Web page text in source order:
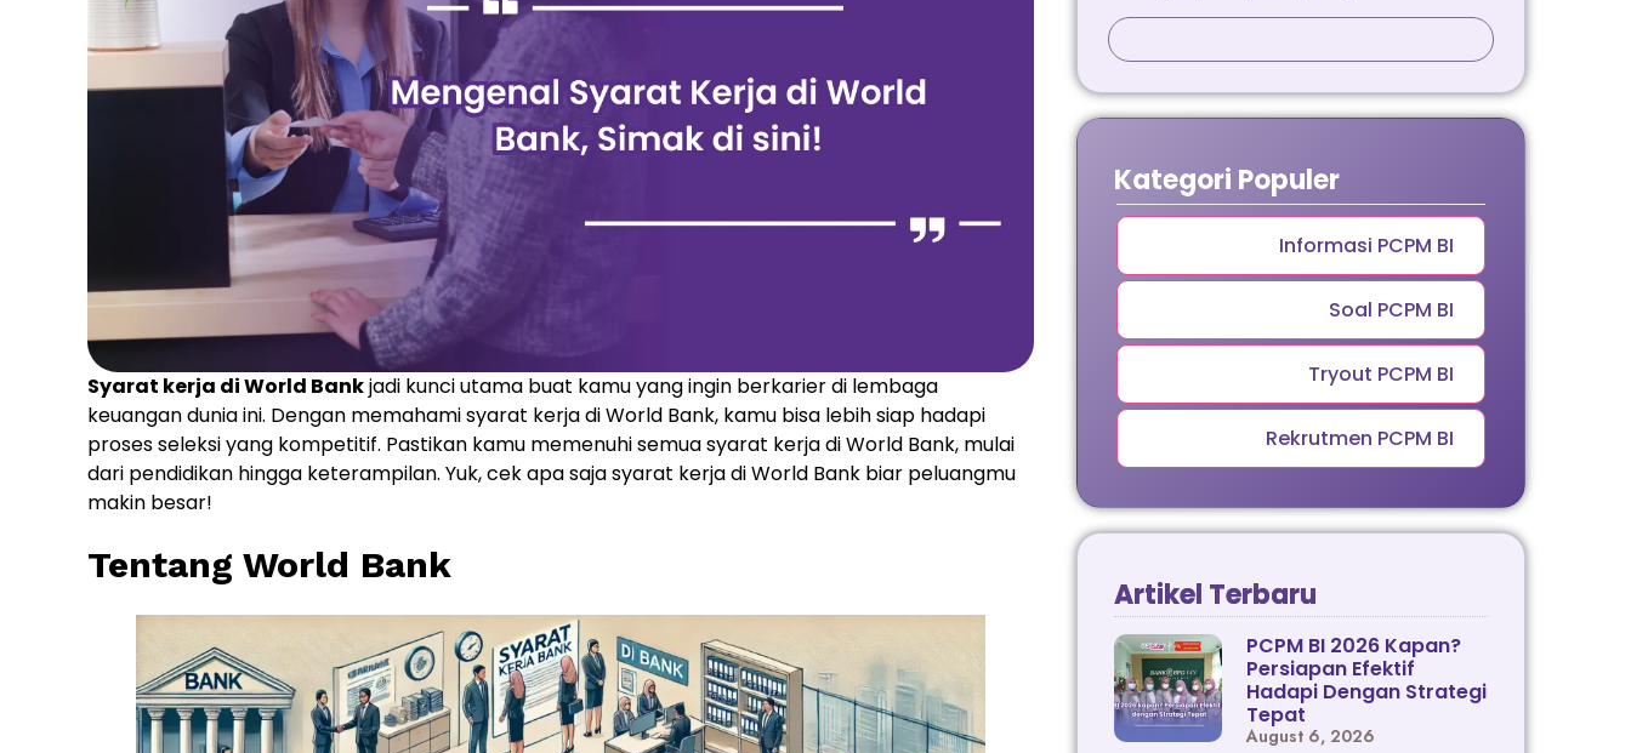
Syarat kerja di World Bankjadi kunci utama buat kamu yang ingin berkarier di lembaga
keuangan dunia ini. Dengan memahami syarat kerja di World Bank, kamu bisa lebih siap hadapi
proses seleksi yang kompetitif. Pastikan kamu memenuhi semua syarat kerja di World Bank, mulai
dari pendidikan hingga keterampilan. Yuk, cek apa saja syarat kerja di World Bank biar peluangmu
makin besar!
Tentang World Bank
Kategori Populer
Informasi PCPM BI
Soal PCPM BI
Tryout PCPM BI
Rekrutmen PCPM BI
Artikel Terbaru
PCPM BI 2026 Kapan?
Persiapan Efektif
Hadapi Dengan Strategi
Tepat
August 6, 2026